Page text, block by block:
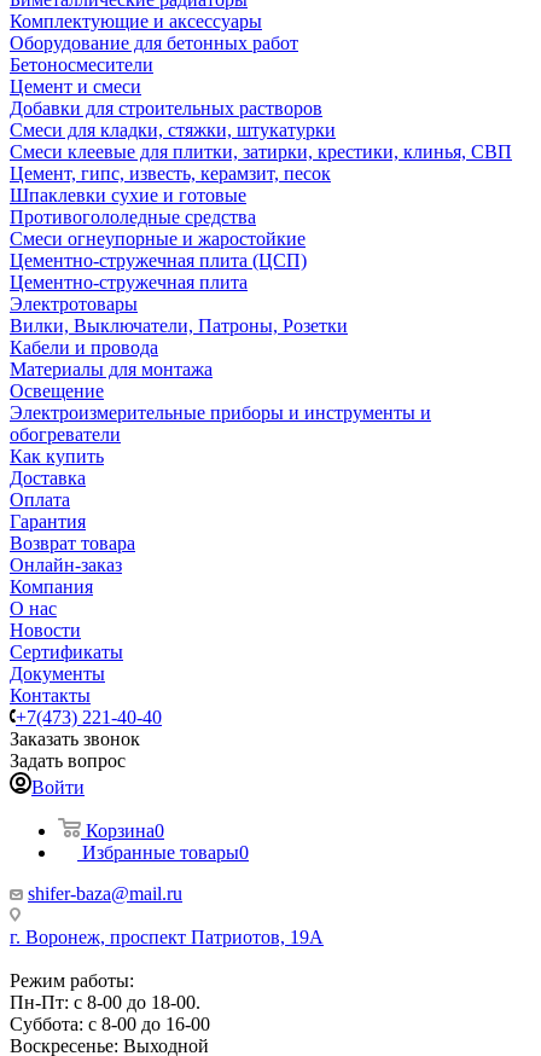
Комплектующие и аксессуары
Оборудование для бетонных работ
Бетоносмесители
Цемент и смеси
Добавки для строительных растворов
Смеси для кладки, стяжки, штукатурки
Смеси клеевые для плитки, затирки, крестики, клинья, СВП
Цемент, гипс, известь, керамзит, песок
Шпаклевки сухие и готовые
Противогололедные средства
Смеси огнеупорные и жаростойкие
Цементно-стружечная плита (ЦСП)
Цементно-стружечная плита
Электротовары
Вилки, Выключатели, Патроны, Розетки
Кабели и провода
Материалы для монтажа
Освещение
Электроизмерительные приборы и инструменты и
обогреватели
Как купить
Доставка
Оплата
Гарантия
Возврат товара
Онлайн-заказ
Компания
О нас
Новости
Сертификаты
Документы
Контакты
+7(473) 221-40-40
Заказать звонок
Задать вопрос
Войти
Корзина0
Избранные товары0
shifer-baza@mail.ru
г. Воронеж, проспект Патриотов, 19А
Режим работы:
Пн-Пт: с 8-00 до 18-00.
Суббота: с 8-00 до 16-00
Воскресенье: Выходной